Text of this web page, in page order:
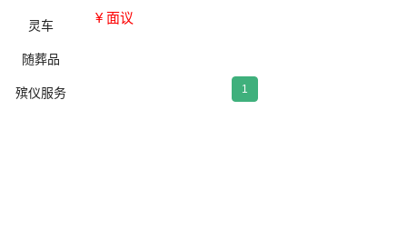
灵车
随葬品
殡仪服务
¥ 面议
1